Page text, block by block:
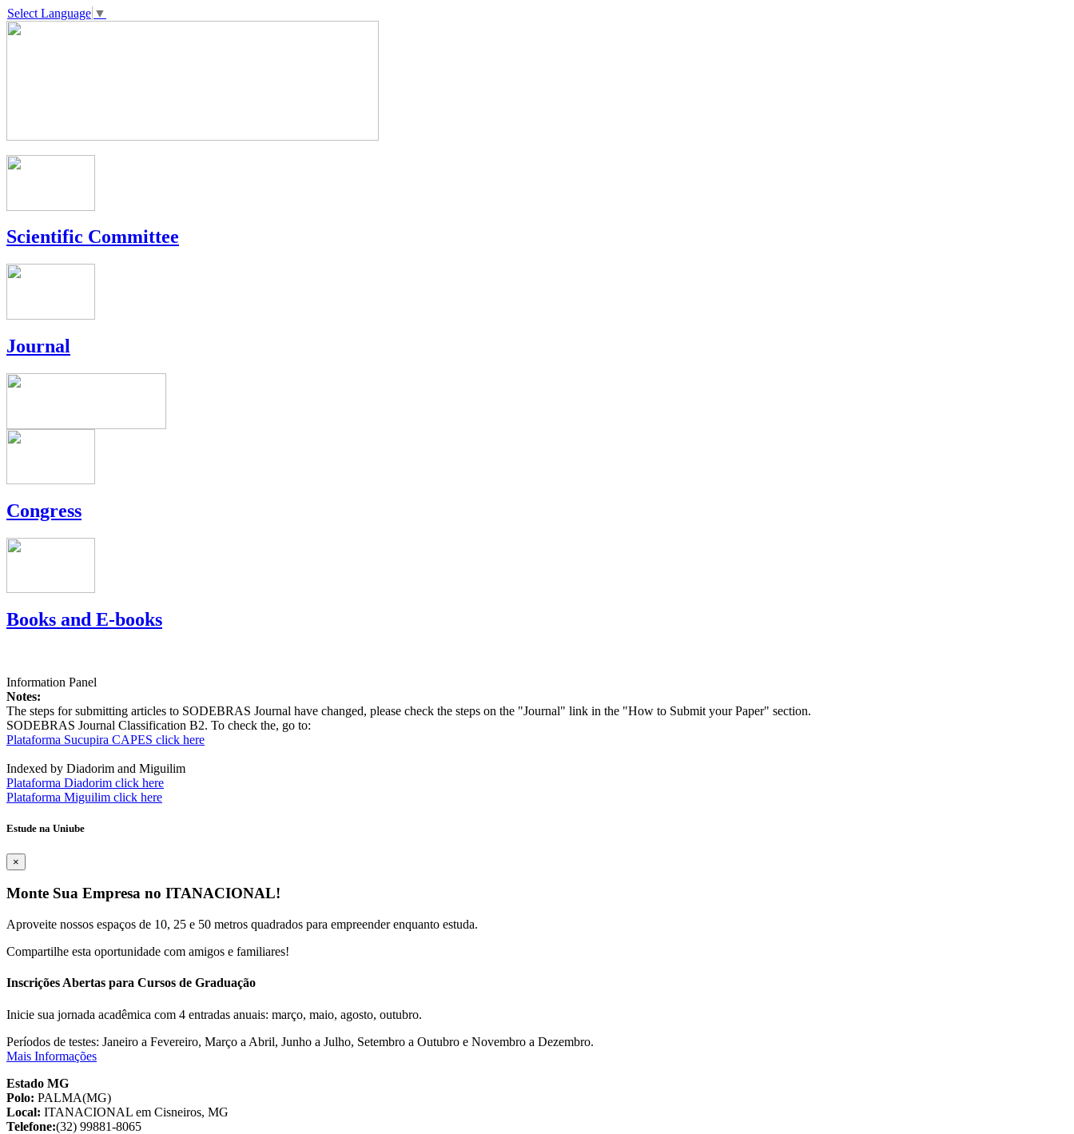
Select Language ▼
Scientific Committee
Journal
Congress
Books and E-books
Information Panel
Notes:
The steps for submitting articles to SODEBRAS Journal have changed, please check the steps on the "Journal" link in the "How to Submit your Paper" section.
SODEBRAS Journal Classification B2. To check the, go to:
Plataforma Sucupira CAPES click here
Indexed by Diadorim and Miguilim
Plataforma Diadorim click here
Plataforma Miguilim click here
Estude na Uniube
×
Monte Sua Empresa no ITANACIONAL!
Aproveite nossos espaços de 10, 25 e 50 metros quadrados para empreender enquanto estuda.
Compartilhe esta oportunidade com amigos e familiares!
Inscrições Abertas para Cursos de Graduação
Inicie sua jornada acadêmica com 4 entradas anuais: março, maio, agosto, outubro.
Períodos de testes: Janeiro a Fevereiro, Março a Abril, Junho a Julho, Setembro a Outubro e Novembro a Dezembro.
Mais Informações
Estado MG
Polo: PALMA(MG)
Local: ITANACIONAL em Cisneiros, MG
Telefone:(32) 99881-8065